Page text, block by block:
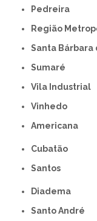
Pedreira
Região
Santa
Sumaré
Vila Industrial
Vinhedo
americana
Cubatão
Santos
Diadema
Santo André